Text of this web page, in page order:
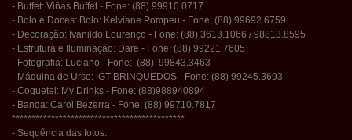
- Buffet: Viñas Buffet - Fone: (88) 99910.0717
- Bolo e Doces: Bolo: Kelviane Pompeu - Fone: (88) 99692.6759
- Decoração: Ivanildo Lourenço - Fone: (88) 3613.1066 / 98813.8595
- Estrutura e Iluminação: Dare - Fone: (88) 99221.7605
- Fotografia: Luciano - Fone: (88) 99843.3463
- Máquina de Urso: GT BRINQUEDOS - Fone: (88) 99245.3693
- Coquetel: My Drinks - Fone: (88)988940894
- Banda: Carol Bezerra - Fone: (88) 99710.7817
********************************************
- Sequência das fotos: